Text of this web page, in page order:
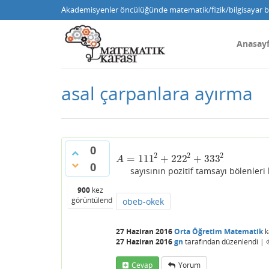
Akademisyenler öncülüğünde matematik/fizik/bilgisayar
asal çarpanlara ayırma
0
0
900 kez
görüntülendi
A = 1112 + 2222 + 3332
A= 1112+2222 +3332
sayısının pozitif tamsayı bölenleri
obeb-okek
27 Haziran 2016Orta Öğretim Matematik
27 Haziran 2016gn tarafındandüzenlendi |
Cevap Yorum